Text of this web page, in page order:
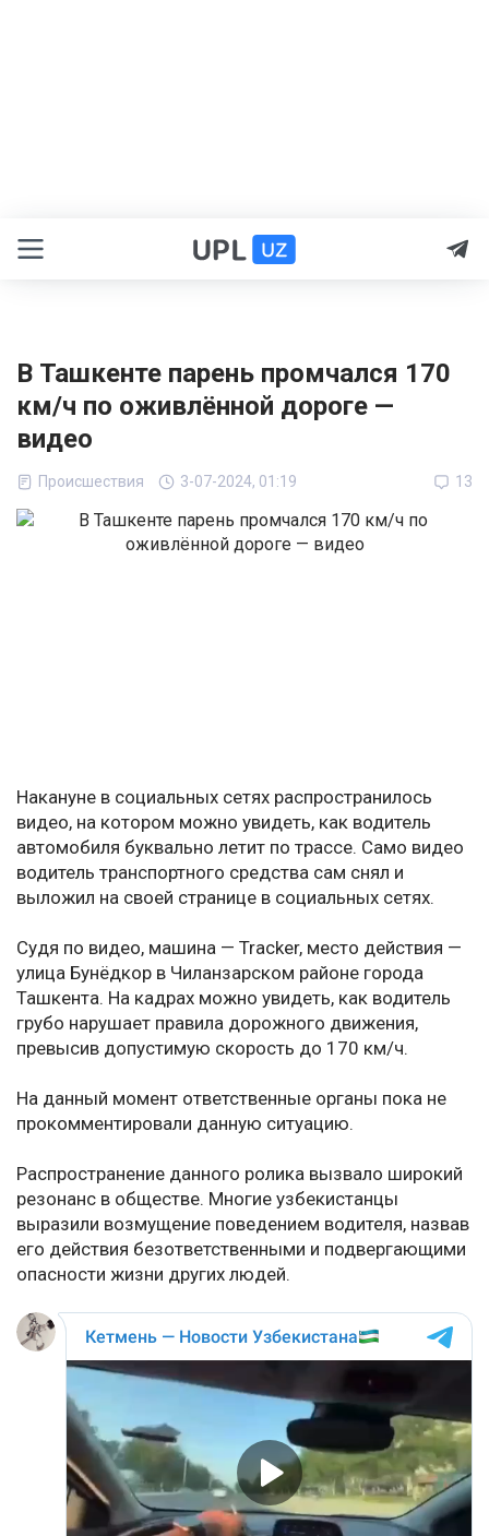
В Ташкенте парень промчался 170
км/ч по оживлённой дороге —
видео
Происшествия 3-07-2024, 01:19 13
Накануне в социальных сетях распространилось
видео, на котором можно увидеть, как водитель
автомобиля буквально летит по трассе. Само видео
водитель транспортного средства сам снял и
выложил на своей странице в социальных сетях.
Судя по видео, машина — Tracker, место действия —
улица Бунёдкор в Чиланзарском районе города
Ташкента. На кадрах можно увидеть, как водитель
грубо нарушает правила дорожного движения,
превысив допустимую скорость до 170 км/ч.
На данный момент ответственные органы пока не
прокомментировали данную ситуацию.
Распространение данного ролика вызвало широкий
резонанс в обществе. Многие узбекистанцы
выразили возмущение поведением водителя, назвав
его действия безответственными и подвергающими
опасности жизни других людей.